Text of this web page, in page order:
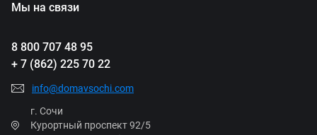
Мы на связи
8 800 707 48 95
+ 7 (862) 225 70 22
info@domavsochi.com
г. Сочи
Курортный проспект 92/5